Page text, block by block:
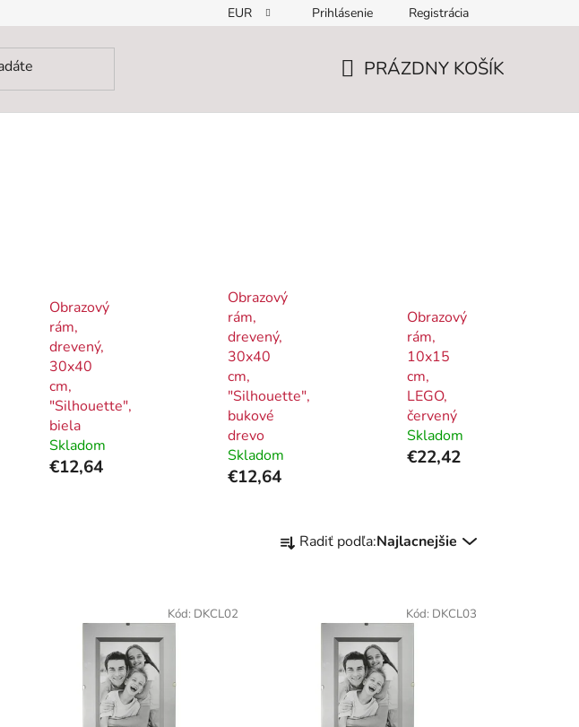
EUR Prihlásenie Registrácia
PRÁZDNY KOŠÍK
Obrazový
rám,
drevený,
30x40
cm,
"Silhouette",
biela
Skladom
€12,64
Obrazový
rám,
drevený,
30x40
cm,
"Silhouette",
bukové
drevo
Skladom
€12,64
Obrazový
rám,
10x15
cm,
LEGO,
červený
Skladom
€22,42
a Radiť podľa:Najlacnejšie
Kód: DKCL02 Kód: DKCL03